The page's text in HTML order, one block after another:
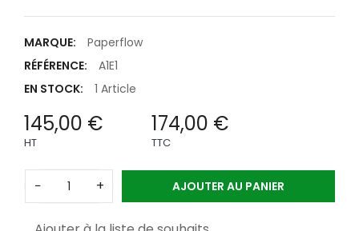
MARQUE:
Paperflow
RÉFÉRENCE:
A1E1
EN STOCK:
1 Article
145,00 €
HT
174,00 €
TTC
− + AJOUTER AU PANIER